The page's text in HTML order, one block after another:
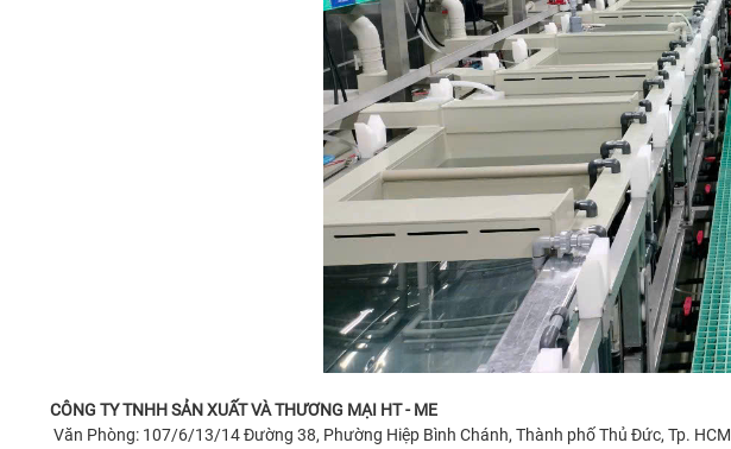
CÔNG TY TNHH SẢN XUẤT VÀ THƯƠNG MẠI HT - ME
Văn Phòng: 107/6/13/14 Đường 38, Phường Hiệp Bình Chánh, Thành phố Thủ Đức, Tp. HCM